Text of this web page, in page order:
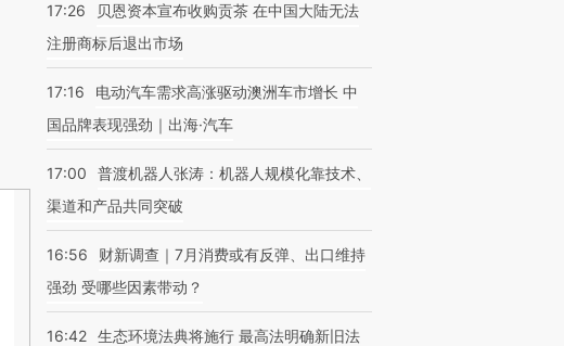
17:26
贝恩资本宣布收购贡茶 在中国大陆无法
注册商标后退出市场
17:16
电动汽车需求高涨驱动澳洲车市增长 中
国品牌表现强劲｜出海·汽车
17:00
普渡机器人张涛：机器人规模化靠技术、
渠道和产品共同突破
16:56
财新调查｜7月消费或有反弹、出口维持
强劲 受哪些因素带动？
16:42 生态环境法典将施行 最高法明确新旧法